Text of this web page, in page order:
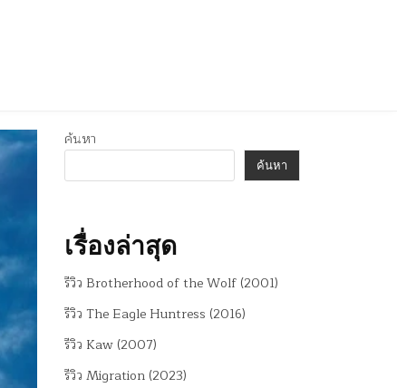
ค้นหา
ค้นหา
เรื่องล่าสุด
รีวิว Brotherhood of the Wolf (2001)
รีวิว The Eagle Huntress (2016)
รีวิว Kaw (2007)
รีวิว Migration (2023)